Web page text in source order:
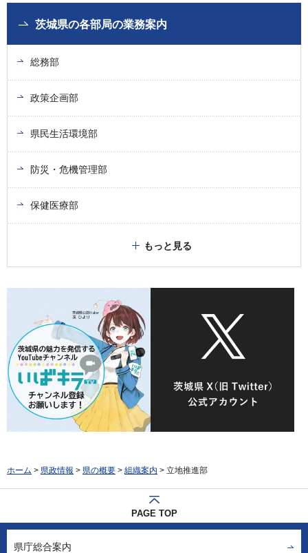
茨城県の各部局の業務案内
総務部
政策企画部
県民生活環境部
防災・危機管理部
保健医療部
もっと見る
ホーム > 県政情報 > 県の概要 > 組織案内 > 立地推進部
PAGE TOP
県庁総合案内